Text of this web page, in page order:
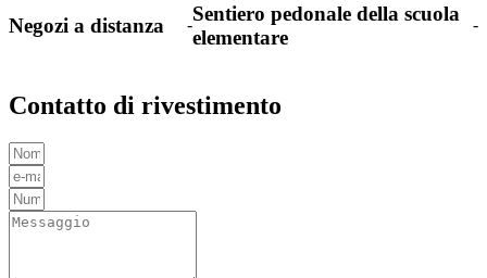
Negozi a distanza -Sentiero pedonale della scuola
elementare
-
Contatto di rivestimento